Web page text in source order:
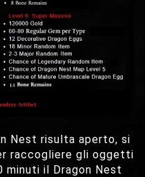
Nest risulta aperto, si
raccogliere gli oggetti
minuti il Dragon Nest